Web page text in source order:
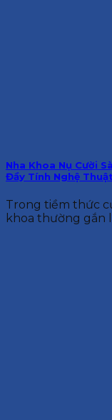
Nha Khoa Nụ Cười
Đầy Tính Nghệ Thuật
Trong tiềm thức
khoa thường gắn